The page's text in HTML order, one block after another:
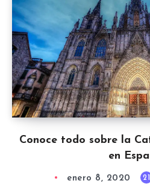
Conoce todo sobre la
en
enero 8, 2020 21